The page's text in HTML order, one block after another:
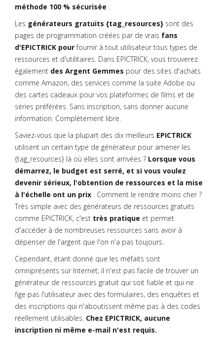
méthode 100 % sécurisée .
Les générateurs gratuits {tag_resources} sont des
pages de programmation créées par de vrais fans
d'EPICTRICK pourfournir à tout utilisateur tous types de
ressources et d'utilitaires. Dans EPICTRICK, vous trouverez
également des Argent Gemmes pour des sites d'achats
comme Amazon, des services comme la suite Adobe ou
des cartes cadeaux pour vos plateformes de films et de
séries préférées. Sans inscription, sans donner aucune
information. Complètement libre.
Saviez-vous que la plupart des dix meilleurs EPICTRICK
utilisent un certain type de générateur pour amener les
{tag_resources} là où elles sont arrivées ? Lorsque vous
démarrez, le budget est serré, et si vous voulez
devenir sérieux, l'obtention de ressources et la mise
à l'échelle ont un prix . Comment le rendre moins cher ?
Très simple avec des générateurs de ressources gratuits
comme EPICTRICK, c'est très pratique et permet
d'accéder à de nombreuses ressources sans avoir à
dépenser de l'argent que l'on n'a pas toujours.
Cependant, étant donné que les méfaits sont
omniprésents sur Internet, il n'est pas facile de trouver un
générateur de ressources gratuit qui soit fiable et qui ne
fige pas l'utilisateur avec des formulaires, des enquêtes et
des inscriptions qui n'aboutissent même pas à des codes
réellement utilisables. Chez EPICTRICK, aucune
inscription ni même e-mail n'est requis.